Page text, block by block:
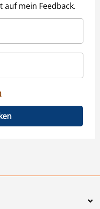
auf mein Feedback.